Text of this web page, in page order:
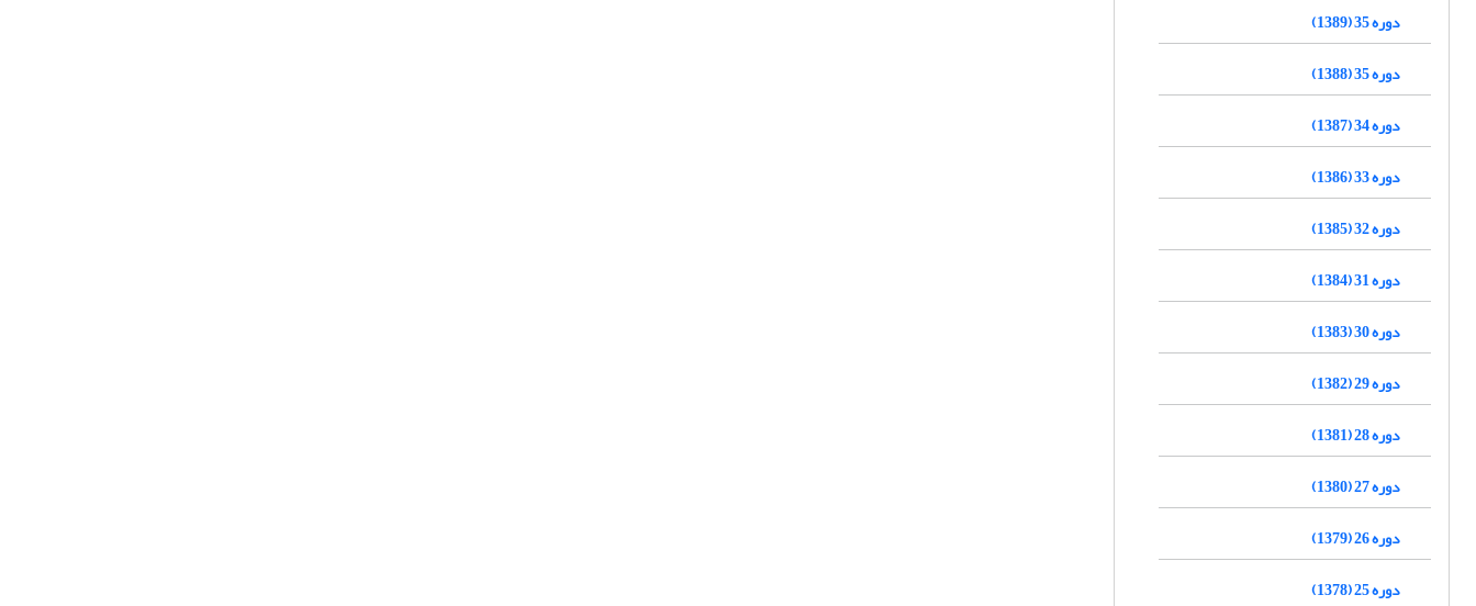
دوره 35 (1389)
دوره 35 (1388)
دوره 34 (1387)
دوره 33 (1386)
دوره 32 (1385)
دوره 31 (1384)
دوره 30 (1383)
دوره 29 (1382)
دوره 28 (1381)
دوره 27 (1380)
دوره 26 (1379)
دوره 25 (1378)